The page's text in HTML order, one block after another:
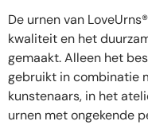
De urnen van
kwaliteit en het
gemaakt. Alleen het
gebruikt in combinatie
kunstenaars, in het
urnen met ongekende